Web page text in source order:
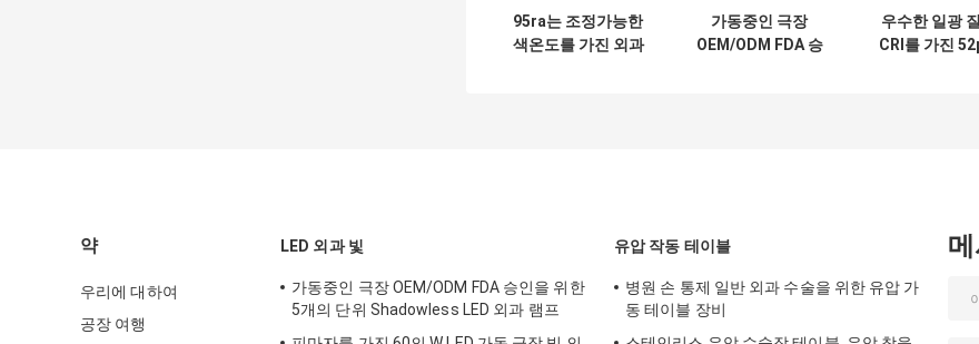
95ra는 조정가능한
색온도를 가진 외과
가동중인 극장
OEM/ODM FDA 승
우수한 일광
CRI를 가진
약
우리에 대하여
공장 여행
LED 외과 빛
가동중인 극장 OEM/ODM FDA 승인을 위한
5개의 단위 Shadowless LED 외과 램프
유압 작동 테이블
병원 손 통제 일반 외과 수술을 위한 유압 가
동 테이블 장비